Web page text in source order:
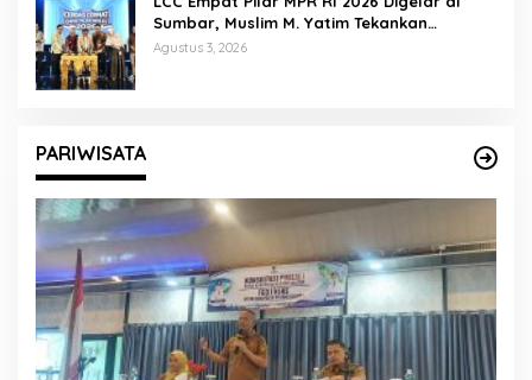
Sumbar, Muslim M. Yatim Tekankan
Pentingnya Karakter Generasi Muda
Agustus 3, 2026
PARIWISATA